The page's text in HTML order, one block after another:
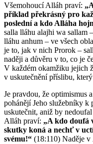
Všemohoucí Alláh praví:
příklad překrásný pro
poslední a kdo Alláha
salla lláhu alajhi wa sallam
lláhu anhum – ve všech
je to, jak v nich Prorok –
naději a důvěru v to, co je
V každém okamžiku jejich
v uskutečnění příslibu,
Je pravdou, že optimismus
pohánějí Jeho služebníky k
uskutečnit, aniž by
Alláh praví: „A kdo doufá
skutky koná a nechť v
svému!“ (18:110) Naděje v